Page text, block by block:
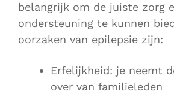
belangrijk om de juiste zorg
ondersteuning te kunnen
oorzaken van epilepsie zijn:
Erfelijkheid: je neemt
over van familieleden